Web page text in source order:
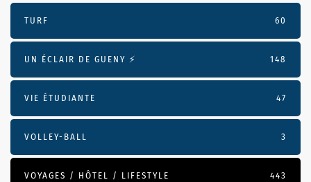
TURF 60
UN ÉCLAIR DE GUENY ⚡️ 148
VIE ÉTUDIANTE 47
VOLLEY-BALL 3
VOYAGES / HÔTEL / LIFESTYLE 443